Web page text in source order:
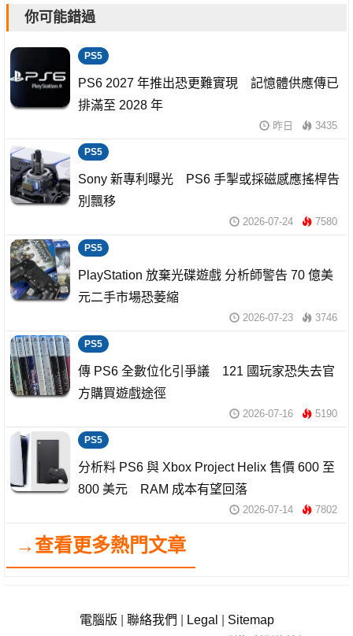
你可能錯過
PS5
PS6 2027 年推出恐更難實現 記憶體供應傳已
排滿至 2028 年
昨日 3435
PS5
Sony 新專利曝光 PS6 手掣或採磁感應搖桿告
別飄移
2026-07-24 7580
PS5
PlayStation 放棄光碟遊戲 分析師警告 70 億美
元二手市場恐萎縮
2026-07-23 3746
PS5
傳 PS6 全數位化引爭議 121 國玩家恐失去官
方購買遊戲途徑
2026-07-16 5190
PS5
分析料 PS6 與 Xbox Project Helix 售價 600 至
800 美元 RAM 成本有望回落
2026-07-14 7802
→查看更多熱門文章
電腦版 聯絡我們 Legal
Sitemap